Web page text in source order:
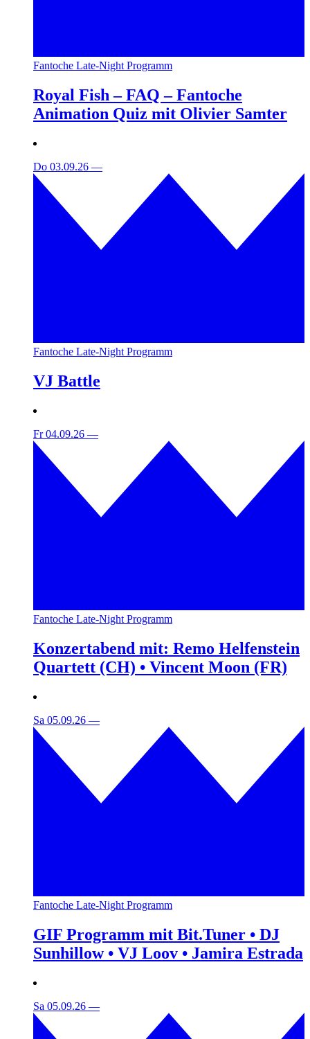
Fantoche Late-Night Programm
Royal Fish – FAQ – Fantoche
Animation Quiz mit Olivier Samter
Do 03.09.26 —
Fantoche Late-Night Programm
VJ Battle
Fr 04.09.26 —
Fantoche Late-Night Programm
Konzertabend mit: Remo Helfenstein
Quartett (CH) • Vincent Moon (FR)
Sa 05.09.26 —
Fantoche Late-Night Programm
GIF Programm mit Bit.Tuner • DJ
Sunhillow • VJ Loov • Jamira Estrada
Sa 05.09.26 —